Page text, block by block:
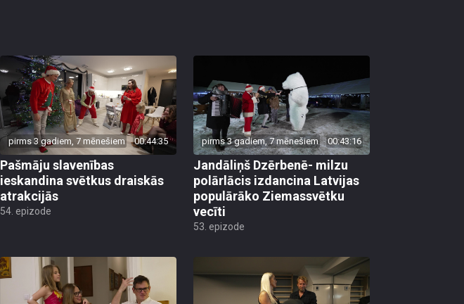
pirms 3 gadiem, 7 mēnešiem 00:44:35
Pašmāju slavenības
ieskandina svētkus draiskās
atrakcijās
54. epizode
pirms 3 gadiem, 7 mēnešiem 00:43:16
Jandāliņš Dzērbenē- milzu
polārlācis izdancina Latvijas
populārāko Ziemassvētku
vecīti
53. epizode